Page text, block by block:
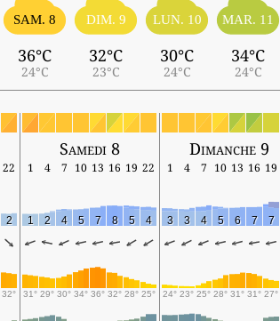
SAM. 8
36°C
24°C
DIM. 9
32°C
23°C
LUN. 10
30°C
24°C
MAR. 11
34°C
24°C
Samedi 8 Dimanche 9
22 1 4 7 10 13 16 19 22 1 4 7 10 13 16 19
2 1 2 4 5 7 8 5 4 3 3 4 5 6 7 7
32° 31° 29° 30° 34° 36° 32° 28° 25° 24° 23° 25° 28° 31° 31° 27°